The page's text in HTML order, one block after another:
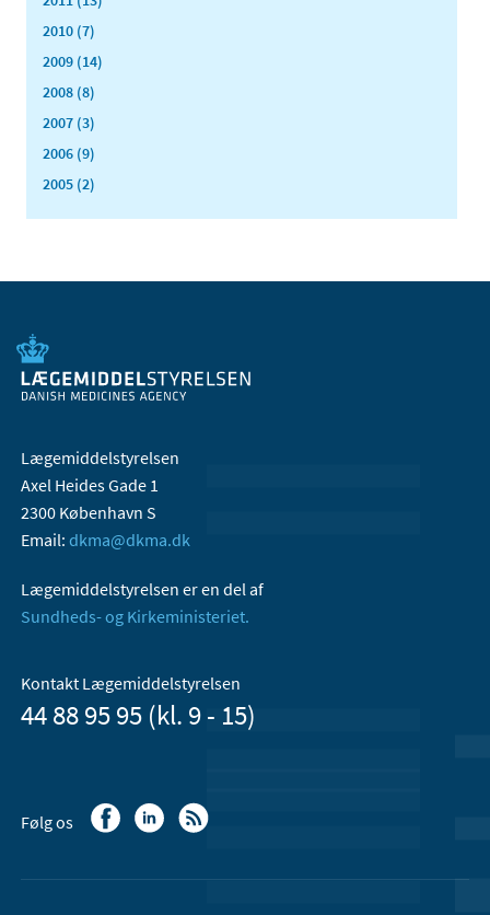
2010 (7)
2009 (14)
2008 (8)
2007 (3)
2006 (9)
2005 (2)
Lægemiddelstyrelsen
Axel Heides Gade 1
2300 København S
Email: dkma@dkma.dk
Lægemiddelstyrelsen er en del af
Sundheds- og Kirkeministeriet.
Kontakt Lægemiddelstyrelsen
44 88 95 95 (kl. 9 - 15)
Følg os